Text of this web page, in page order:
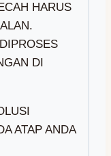
HARUS
DI
ATAP ANDA